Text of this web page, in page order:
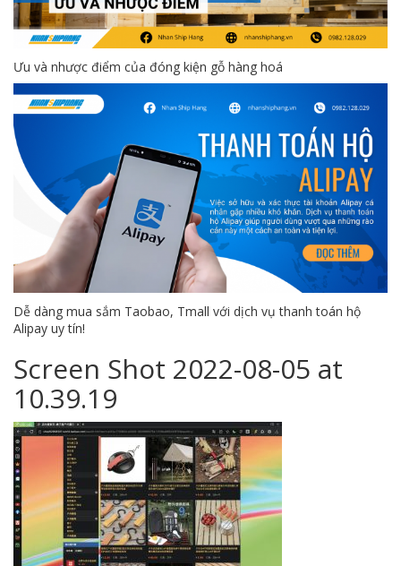
Ưu và nhược điểm của đóng kiện gỗ hàng hoá
Dễ dàng mua sắm Taobao, Tmall với dịch vụ thanh toán hộ
Alipay uy tín!
Screen Shot 2022-08-05 at
10.39.19